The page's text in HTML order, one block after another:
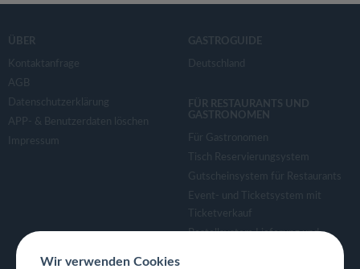
ÜBER
Kontaktanfrage
AGB
Datenschutzerklärung
APP- & Benutzerdaten löschen
Impressum
GASTROGUIDE
Deutschland
FÜR RESTAURANTS UND
GASTRONOMEN
Für Gastronomen
Tisch Reservierungsystem
Gutscheinsystem für Restaurants
Event- und Ticketsystem mit
Ticketverkauf
Bestellsystem Lieferung und
Wir verwenden Cookies